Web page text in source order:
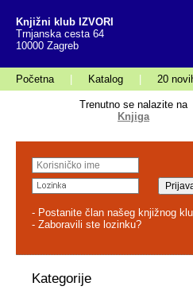
Knjižni klub IZVORI
Trnjanska cesta 64
10000 Zagreb
Početna Katalog 20
Trenutno se nalazite na
Knjiga
- Postanite član našeg knjižnog
- Zaboravili ste lozinku?
Kategorije